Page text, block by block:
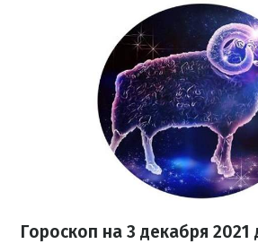
Гороскоп на 3 декабря 2021